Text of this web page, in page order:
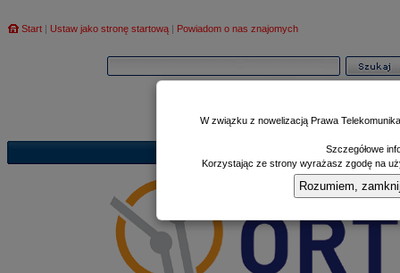
Start | Ustaw jako stronę startową | Powiadom o nas znajomych
Poczekalnia|
W związku z nowelizacją Prawa
Szczegółowe
Korzystając ze strony wyrażasz zgodę na
Rozumiem,